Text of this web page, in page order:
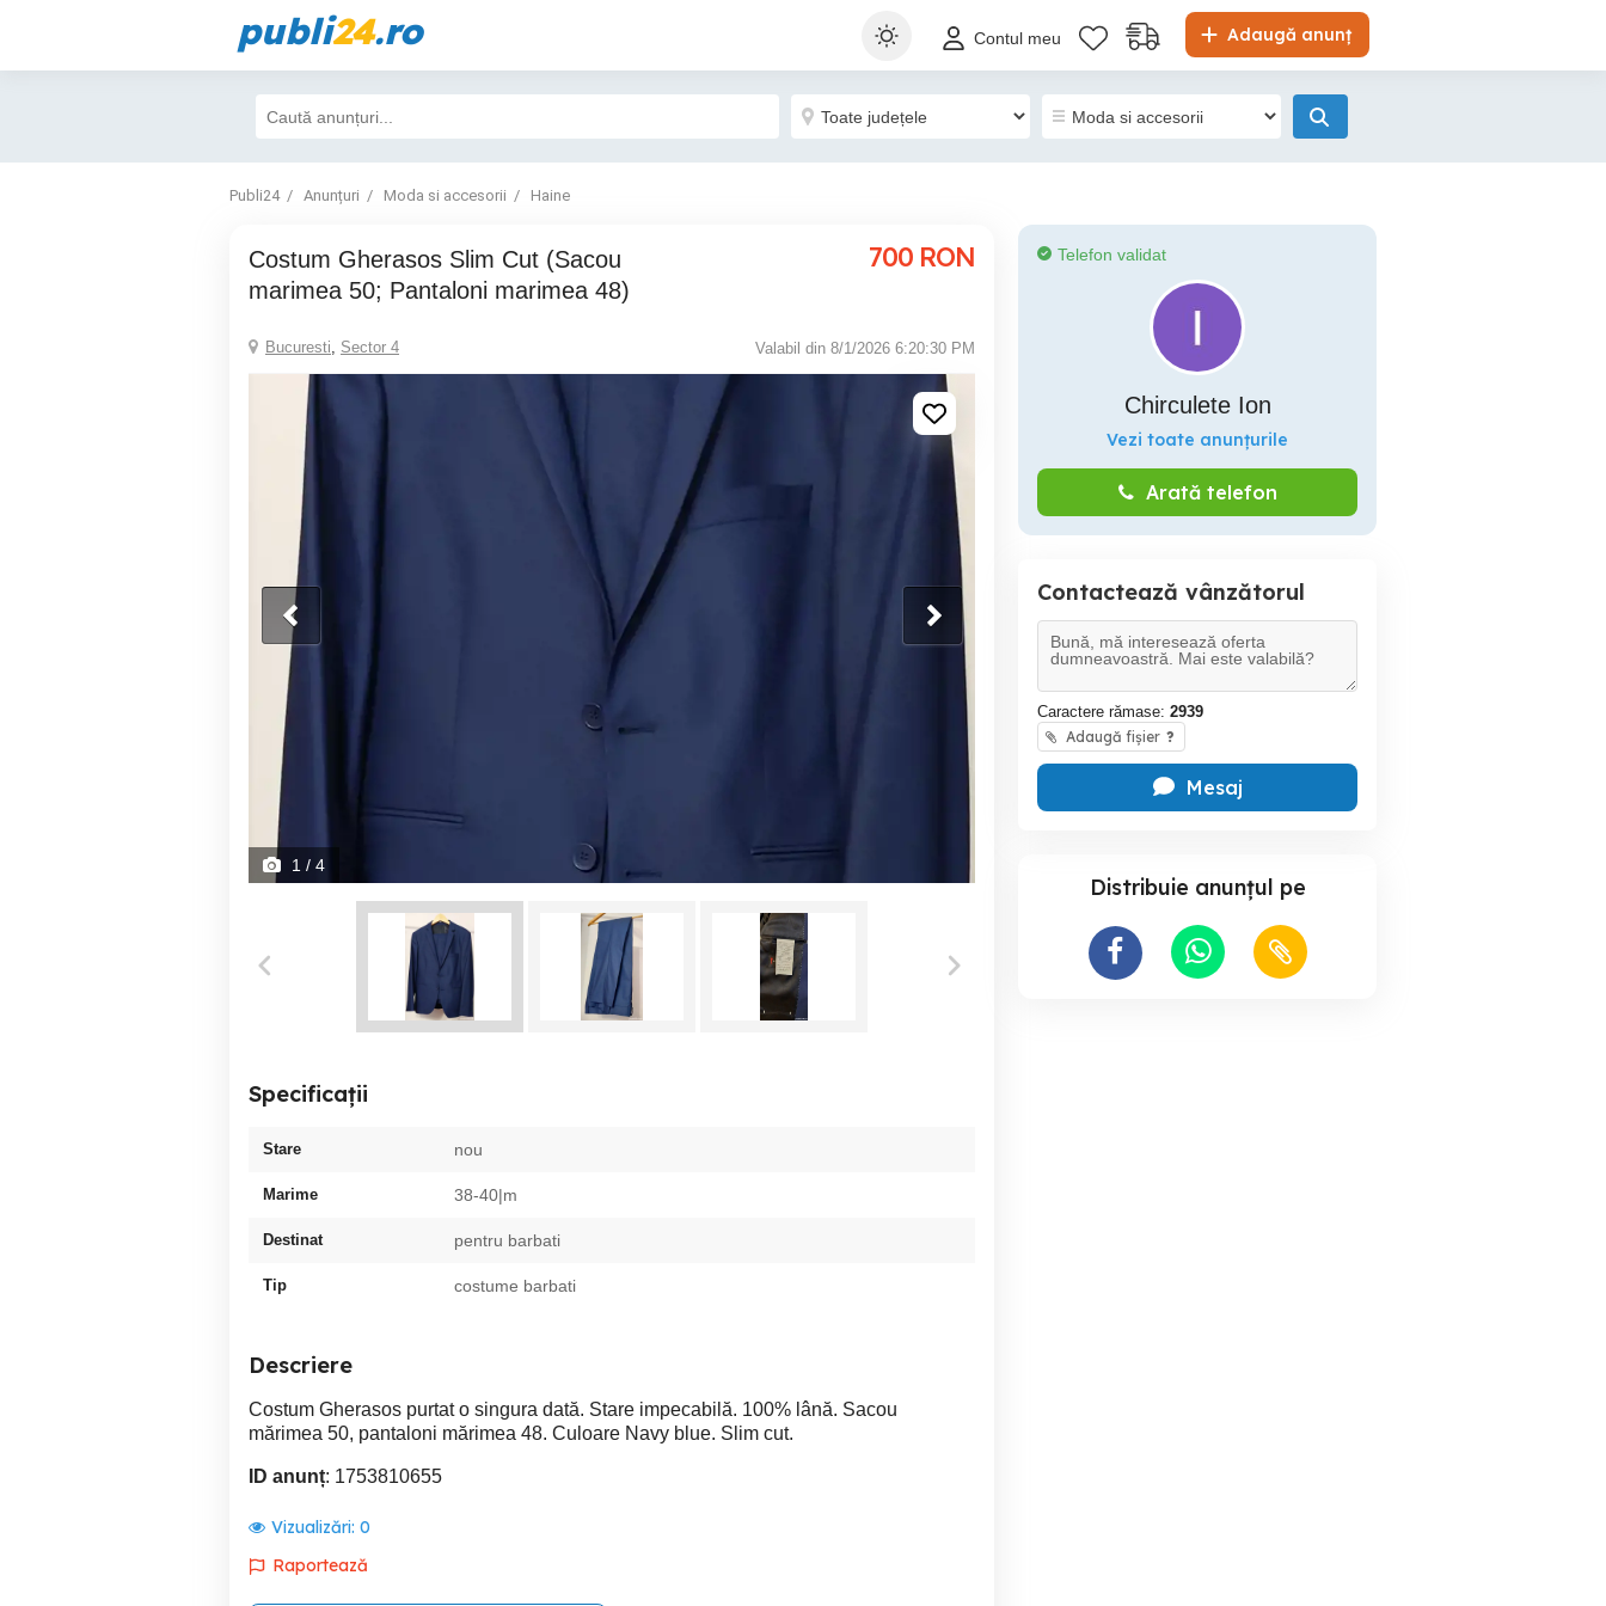
publi24.ro Adaugă anunț
Contul meu
Publi24 Anunțuri Moda si accesorii Haine
Costum Gherasos Slim Cut (Sacou
marimea 50; Pantaloni marimea 48)
700 RON
Bucuresti, Sector 4 Valabil din 8/1/2026 6:20:30 PM
1 / 4
Specificații
Stare nou
Marime 38-40|m
Destinat pentru barbati
Tip costume barbati
Descriere
Costum Gherasos purtat o singura dată. Stare impecabilă. 100% lână. Sacou
mărimea 50, pantaloni mărimea 48. Culoare Navy blue. Slim cut.
ID anunț: 1753810655
Vizualizări: 0
Raportează
Telefon validat
Chirculete Ion
Vezi toate anunțurile
Arată telefon
Contactează vânzătorul
Caractere rămase: 2939
Adaugă fișier ?
Mesaj
Distribuie anunțul pe